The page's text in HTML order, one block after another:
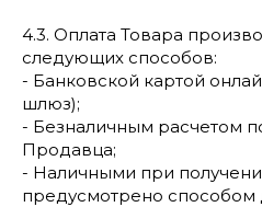
4.3. Оплата Товара
следующих способов:
- Банковской картой
шлюз);
- Безналичным расчетом
Продавца;
- Наличными при
предусмотрено способом